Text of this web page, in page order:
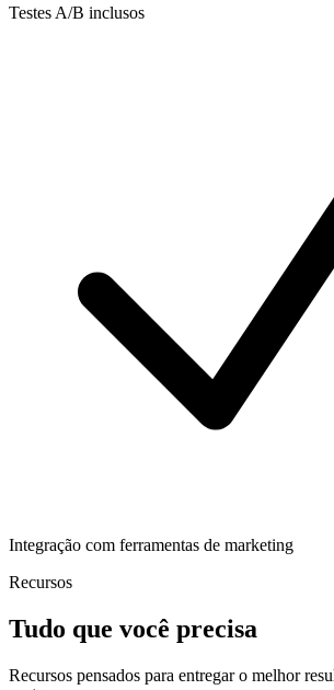
Testes A/B inclusos
Integração com ferramentas de marketing
Recursos
Tudo que você precisa
Recursos pensados para entregar o melhor